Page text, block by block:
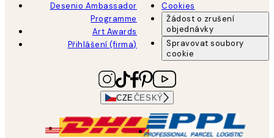
Desenio Ambassador
Programme
Art Awards
Přihlášení (firma)
Cookies
Žádost o zrušení
objednávky
Spravovat soubory
cookie
CZE ČESKÝ